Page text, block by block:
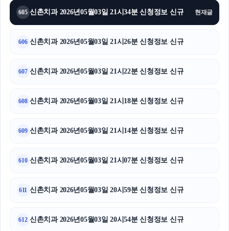
605 신촌치과 2026년05월03일 21시34분 신청정보 신규 현재글
606 신촌치과 2026년05월03일 21시26분 신청정보 신규
607 신촌치과 2026년05월03일 21시22분 신청정보 신규
608 신촌치과 2026년05월03일 21시18분 신청정보 신규
609 신촌치과 2026년05월03일 21시14분 신청정보 신규
610 신촌치과 2026년05월03일 21시07분 신청정보 신규
611 신촌치과 2026년05월03일 20시59분 신청정보 신규
612 신촌치과 2026년05월03일 20시54분 신청정보 신규